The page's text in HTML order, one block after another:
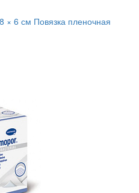
× 6 см Повязка пленочная